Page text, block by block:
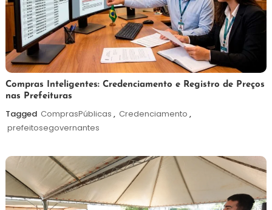
6
de
agosto
2026
Redação
Compras Inteligentes: Credenciamento e Registro de Preços
nas Prefeituras
Tagged ComprasPúblicas , Credenciamento ,
prefeitosegovernantes